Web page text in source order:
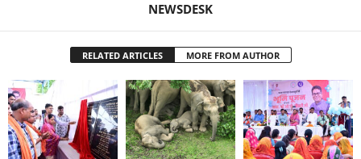
NEWSDESK
RELATED ARTICLES MORE FROM AUTHOR